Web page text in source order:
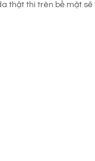
thật thì trên bề mặt